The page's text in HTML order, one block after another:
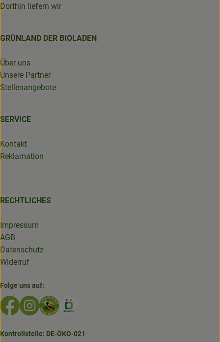
Dorthin liefern wir
GRÜNLAND DER BIOLADEN
Über uns
Unsere Partner
Stellenangebote
SERVICE
Kontakt
Reklamation
RECHTLICHES
Impressum
AGB
Datenschutz
Widerruf
Folge uns auf:
Externer Link zu https://www.facebook.com/
Externer Link zu https://www.instagram.com/
Externer Link zu https://www.bioladen-
Kontrollstelle: DE-ÖKO-021